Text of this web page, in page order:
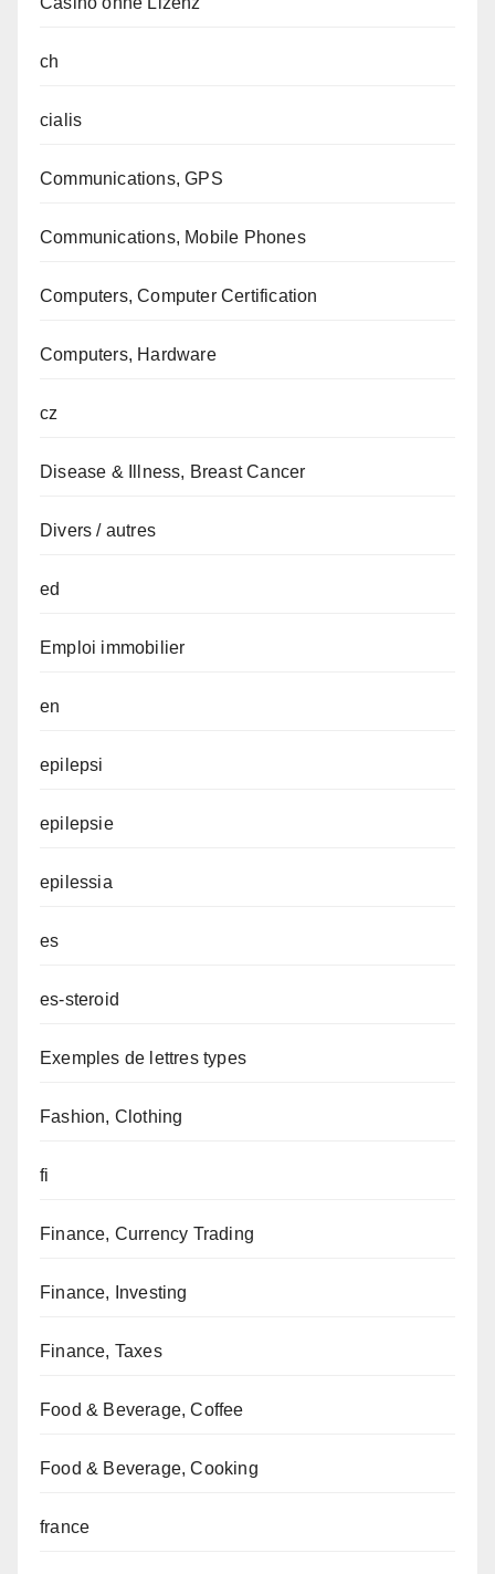
ch
cialis
Communications, GPS
Communications, Mobile Phones
Computers, Computer Certification
Computers, Hardware
cz
Disease & Illness, Breast Cancer
Divers / autres
ed
Emploi immobilier
en
epilepsi
epilepsie
epilessia
es
es-steroid
Exemples de lettres types
Fashion, Clothing
fi
Finance, Currency Trading
Finance, Investing
Finance, Taxes
Food & Beverage, Coffee
Food & Beverage, Cooking
france